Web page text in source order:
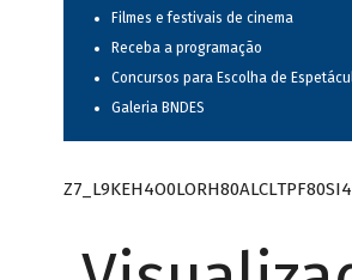
Filmes e festivais de cinema
Receba a programação
Concursos para Escolha de
Galeria BNDES
Z7_L9KEH4O0LORH80ALCLTPF80SI4